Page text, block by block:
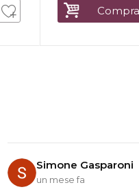
Compra
Simone Gasparoni
un mese fa